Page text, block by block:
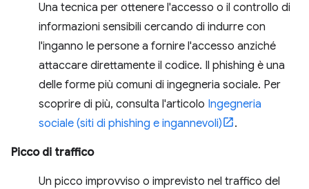
Una tecnica per ottenere l'accesso o il controllo di
informazioni sensibili cercando di indurre con
l'inganno le persone a fornire l'accesso anziché
attaccare direttamente il codice. Il phishing è una
delle forme più comuni di ingegneria sociale. Per
scoprire di più, consulta l'articolo Ingegneria
sociale (siti di phishing e ingannevoli)
.
Picco di traffico
Un picco improvviso o imprevisto nel traffico del